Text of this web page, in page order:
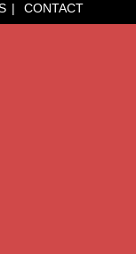
CONTACT